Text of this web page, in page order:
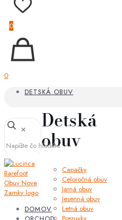
0
0
DETSKÁ OBUV
Detská
obuv
Capačky
Celoročná obuv
Jarná obuv
Jesenná obuv
Letná obuv
✕
DOMOV